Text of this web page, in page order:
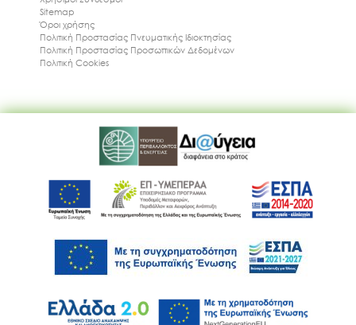
Ακολουθήστε μας
Sitemap
Όροι χρήσης
Πολιτική Προστασίας Πνευματικής Ιδιοκτησίας
Πολιτική Προστασίας Προσωπικών Δεδομένων
Πολιτική Cookies